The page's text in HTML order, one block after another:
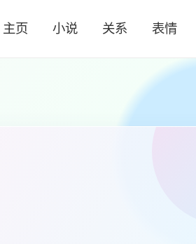
主页 小说 关系 表情